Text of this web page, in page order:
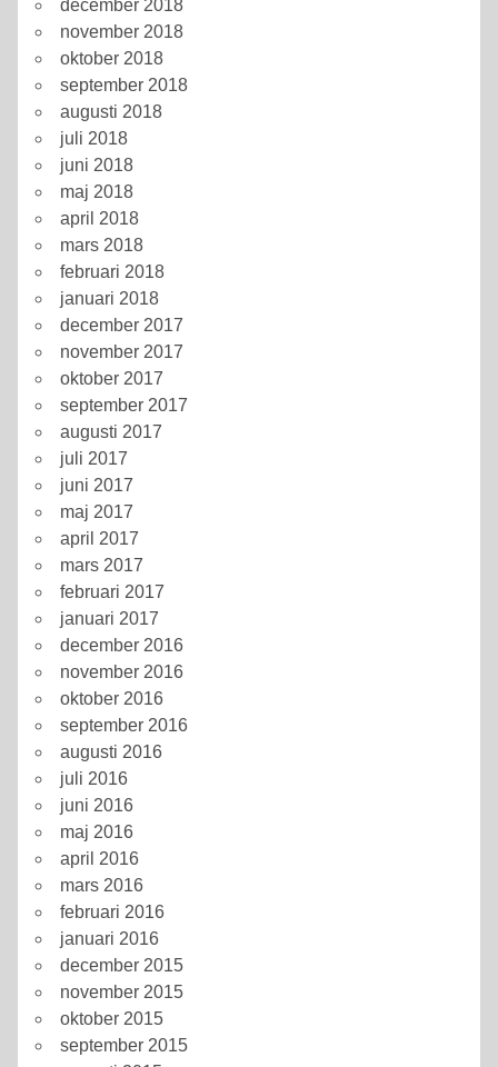
december 2018
november 2018
oktober 2018
september 2018
augusti 2018
juli 2018
juni 2018
maj 2018
april 2018
mars 2018
februari 2018
januari 2018
december 2017
november 2017
oktober 2017
september 2017
augusti 2017
juli 2017
juni 2017
maj 2017
april 2017
mars 2017
februari 2017
januari 2017
december 2016
november 2016
oktober 2016
september 2016
augusti 2016
juli 2016
juni 2016
maj 2016
april 2016
mars 2016
februari 2016
januari 2016
december 2015
november 2015
oktober 2015
september 2015